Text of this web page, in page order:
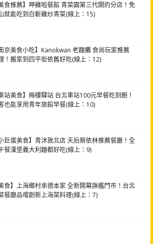
美食推薦】呷雞啦餐館 青菜園第三代開的分店！免
就能吃到白斬雞炒青菜(線上：15)
南京美食小吃】Kanokwan 老麵攤 食尚玩家推薦
！搬家到四平街依舊好吃(線上：12)
站美食】梅樓驛站 台北車站100元早餐吃到飽！
也能享用青年旅館早餐(線上：10)
小巨蛋美食】青沐敦北店 天后蔡依林推薦餐廳！全
餐漢堡義大利麵都好吃(線上：9)
美食】上海鄉村承德本家 全新開幕旗艦門市！台北
餐廳品嚐創新上海菜料理(線上：7)